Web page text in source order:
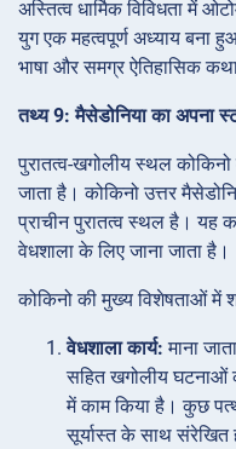
अस्तित्व धार्मिक विविधता में
युग एक महत्वपूर्ण अध्याय बना
भाषा और समग्र ऐतिहासिक
तथ्य 9: मैसेडोनिया का अपना
पुरातत्व-खगोलीय स्थल
जाता है। कोकिनो उत्तर
प्राचीन पुरातत्व स्थल है। यह
वेधशाला के लिए जाना जाता है।
कोकिनो की मुख्य विशेषताओं में
वेधशाला कार्य: माना
सहित खगोलीय
में काम किया है। कुछ
सूर्यास्त के साथ संरेखित